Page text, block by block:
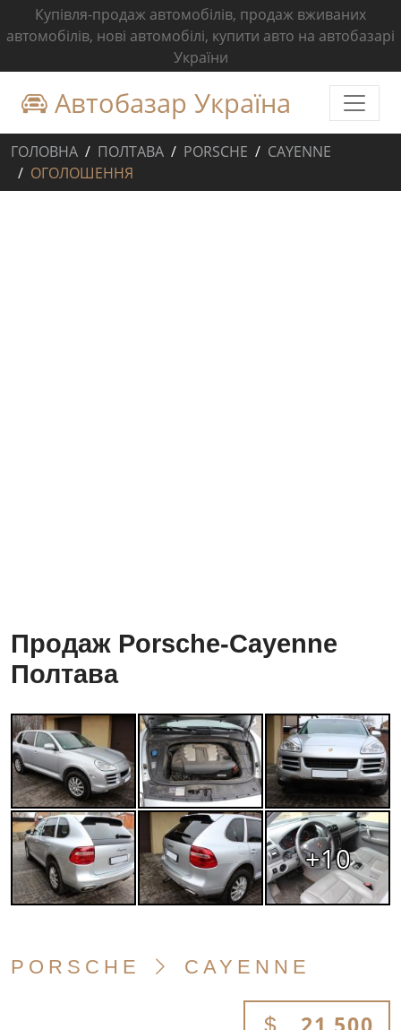
Купівля-продаж автомобілів, продаж вживаних
автомобілів, нові автомобілі, купити авто на автобазарі
України
Автобазар Україна
ГОЛОВНА ПОЛТАВА PORSCHE
CAYENNE
ОГОЛОШЕННЯ
Продаж Porsche-Cayenne
Полтава
+10
PORSCHE CAYENNE